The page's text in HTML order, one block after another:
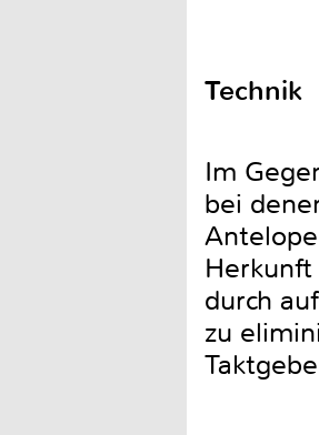
Technik
Im
bei
durch
zu